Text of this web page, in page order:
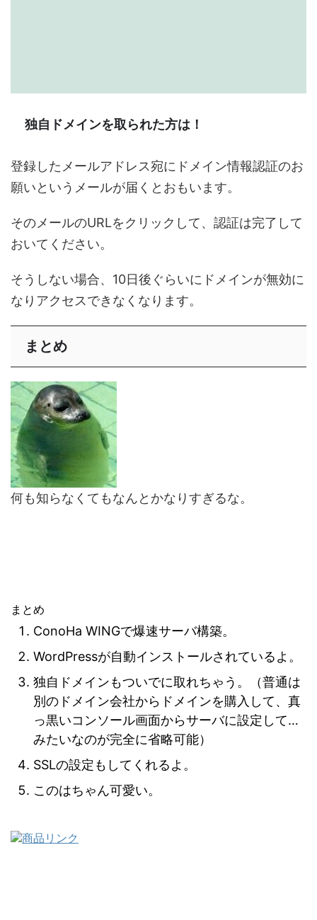
独自ドメインを取られた方は！
登録したメールアドレス宛に ドメイン情報認証のお
願いというメールが届くとおもいます。
そのメールのURLをクリックして、認証は完了して
おいてください。
そうしない場合、10日後ぐらいにドメインが無効に
なり アクセスできなくなります。
まとめ
何も知らなくてもなんとかなりすぎるな。
まとめ
ConoHa WINGで爆速サーバ構築。
WordPressが自動インストールされているよ。
独自ドメインもついでに取れちゃう。（普通は
別の ドメイン会社からドメインを購入して、真
っ黒いコンソール画面からサーバに設定して…
みたいなのが完全に省略可能）
SSLの設定 もしてくれるよ。
このはちゃん可愛い。